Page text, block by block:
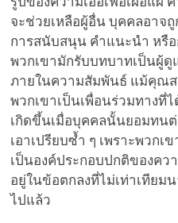
จะช่วยเหลือผู้อื่น บุคคลอาจ
การสนับสนุน คำแนะนำ หรื
พวกเขามักรับบทบาทเป็นผู้
ภายในความสัมพันธ์ แม้คุณ
พวกเขาเป็นเพื่อนร่วมทางที่
เกิดขึ้นเมื่อบุคคลนั้นยอมทน
เอาเปรียบซ้ำ ๆ เพราะพวก
เป็นองค์ประกอบปกติของคว
อยู่ในข้อตกลงที่ไม่เท่าเทีย
ไปแล้ว